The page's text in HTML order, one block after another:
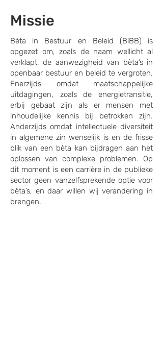
Missie
Bèta in Bestuur en Beleid (BiBB) is
opgezet om, zoals de naam wellicht al
verklapt, de aanwezigheid van bèta’s in
openbaar bestuur en beleid te vergroten.
Enerzijds omdat maatschappelijke
uitdagingen, zoals de energietransitie,
erbij gebaat zijn als er mensen met
inhoudelijke kennis bij betrokken zijn.
Anderzijds omdat intellectuele diversiteit
in algemene zin wenselijk is en de frisse
blik van een bèta kan bijdragen aan het
oplossen van complexe problemen. Op
dit moment is een carrière in de publieke
sector geen vanzelfsprekende optie voor
bèta’s, en daar willen wij verandering in
brengen.